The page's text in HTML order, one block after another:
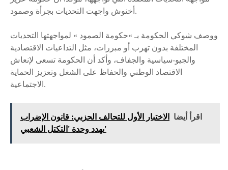
أخنوش واجهت التحديات بجرأة وصمود.
ووصف شوكي الحكومة بـ »حكومة الصمود » لمواجهتها التحديات
المختلفة بدون تهرب أو مبررات، مثل التداعيات الاقتصادية
والجيو-سياسية والجفاف، وأكد أن الحكومة تسعى لإنعاش
الاقتصاد الوطني والحفاظ على الشغل وتعزيز الحماية
الاجتماعية.
اقرأ أيضا
الاختبار الأول للتحالف الحزبي: قانون الإضراب
يهدد وحدة 'التكتل الشعبي'